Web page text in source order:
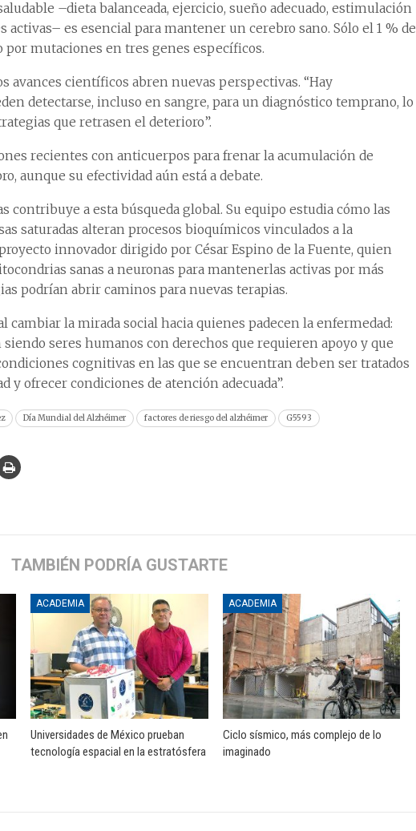
–dieta balanceada, ejercicio, sueño adecuado, estimulación
activas– es esencial para mantener un cerebro sano. Sólo el 1 % de
por mutaciones en tres genes específicos.
avances científicos abren nuevas perspectivas. “Hay
detectarse, incluso en sangre, para un diagnóstico temprano, lo
que retrasen el deterioro”.
recientes con anticuerpos para frenar la acumulación de
aunque su efectividad aún está a debate.
contribuye a esta búsqueda global. Su equipo estudia cómo las
saturadas alteran procesos bioquímicos vinculados a la
innovador dirigido por César Espino de la Fuente, quien
sanas a neuronas para mantenerlas activas por más
podrían abrir caminos para nuevas terapias.
cambiar la mirada social hacia quienes padecen la enfermedad:
siendo seres humanos con derechos que requieren apoyo y que
cognitivas en las que se encuentran deben ser tratados
y ofrecer condiciones de atención adecuada”.
Día Mundial del Alzhéimer factores de riesgo del alzhéimer
G5593
TAMBIÉN PODRÍA GUSTARTE
ACADEMIA
Universidades de México prueban
tecnología espacial en la estratósfera
ACADEMIA
Ciclo sísmico, más complejo de lo
imaginado